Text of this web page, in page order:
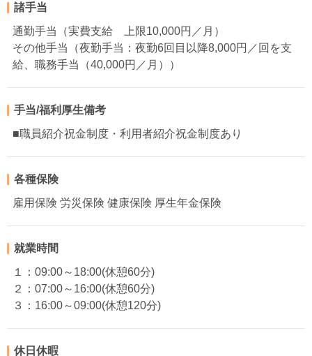
諸手当
通勤手当（実費支給 上限10,000円／月）
その他手当（夜勤手当：夜勤6回目以降8,000円／回を支
給、職務手当（40,000円／月））
手当/福利厚生備考
■職員紹介祝金制度・利用者紹介祝金制度あり
各種保険
雇用保険 労災保険 健康保険 厚生年金保険
就業時間
１：09:00～18:00(休憩60分)
２：07:00～16:00(休憩60分)
３：16:00～09:00(休憩120分)
休日休暇